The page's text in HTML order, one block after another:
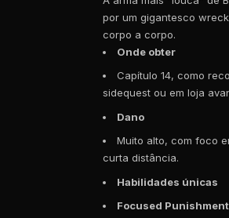
por um gigantesco
corpo a corpo.
Onde obter
Capítulo 14, como
sidequest ou em loja
Dano
Muito alto, com foco
curta distância.
Habilidades únicas
Focused Punishment